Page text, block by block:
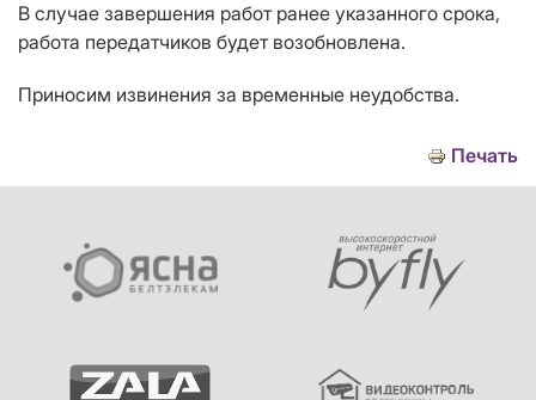
В случае завершения работ ранее указанного срока,
работа передатчиков будет возобновлена.
Приносим извинения за временные неудобства.
Печать